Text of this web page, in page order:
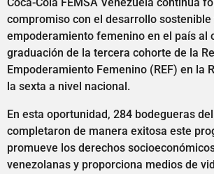
compromiso con el desarrollo sostenible
empoderamiento femenino en el país al
graduación de la tercera cohorte de la
Empoderamiento Femenino (REF) en la
la sexta a nivel nacional.
En esta oportunidad, 284 bodegueras
completaron de manera exitosa este
promueve los derechos
venezolanas y proporciona medios de